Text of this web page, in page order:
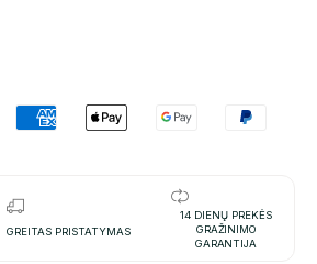
GREITAS PRISTATYMAS
14 DIENŲ PREKĖS
GRAŽINIMO
GARANTIJA